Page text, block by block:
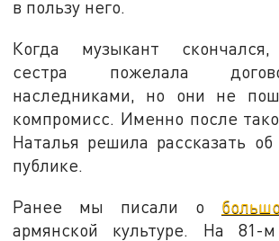
в пользу него.
Когда музыкант
сестра пожелала
наследниками, но они не
компромисс. Именно после
Наталья решила рассказать об
публике.
Ранее мы писали о
армянской культуре. На 81-